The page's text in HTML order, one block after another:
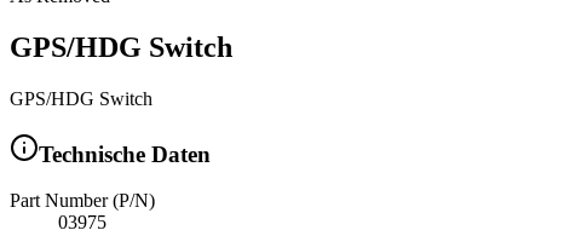
GPS/HDG Switch
GPS/HDG Switch
Technische Daten
Part Number (P/N)
03975